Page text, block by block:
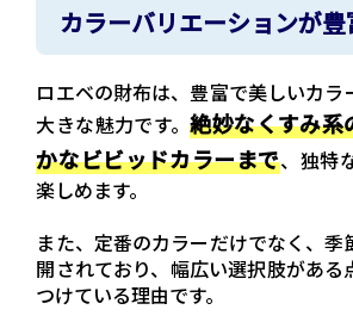
カラーバリエーションが豊
ロエベの財布は、豊富で美しいカ
大きな魅力です。絶妙なくすみ系
かなビビッドカラーまで、独特
楽しめます。
また、定番のカラーだけでなく、
開されており、幅広い選択肢がある
つけている理由です。